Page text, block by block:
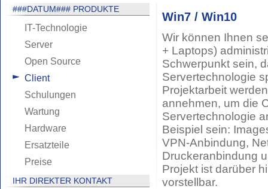
###DATUM### PRODUKTE
IT-Technologie
Server
Open Source
Client
Schulungen
Wartung
Hardware
Ersatzteile
Preise
IHR DIREKTER KONTAKT
Win7 / Win10
Wir können Ihnen
+ Laptops)
Schwerpunkt sein,
Servertechnologie
Projektarbeit
annehmen, um die
Servertechnologie
Beispiel sein:
VPN-Anbindung,
Druckeranbindung
Projekt ist darüber
vorstellbar.